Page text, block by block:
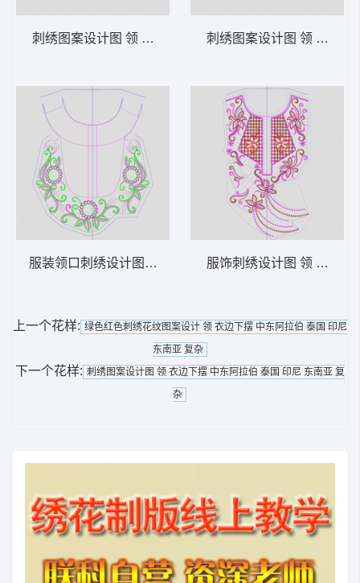
刺绣图案设计图 领 衣边下摆 中东阿拉伯 泰
服装领口刺绣设计图 领 衣边下摆 中东阿拉
刺绣图案设计图 领 衣边下
服饰刺绣设计图 领 衣边下
上一个花样: 绿色红色刺绣花纹图案设计 领 衣边下摆 中东阿拉伯 泰国 印尼
东南亚 复杂
下一个花样: 刺绣图案设计图 领 衣边下摆 中东阿拉伯 泰国 印尼 东南亚 复
杂